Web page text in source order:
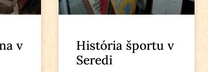
v
História športu v
Seredi